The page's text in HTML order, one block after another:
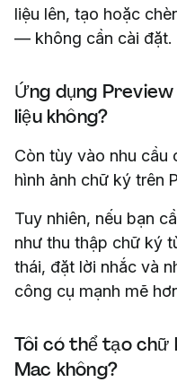
liệu lên, tạo hoặc
— không cần cài đặt.
Ứng dụng
liệu không?
Còn tùy vào nhu cầu
hình ảnh chữ ký trên
Tuy nhiên, nếu bạn
như thu thập chữ ký
thái, đặt lời nhắc và
công cụ mạnh mẽ
Tôi có thể tạo
Mac không?